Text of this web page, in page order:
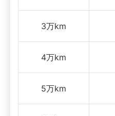
3万km
4万km
5万km